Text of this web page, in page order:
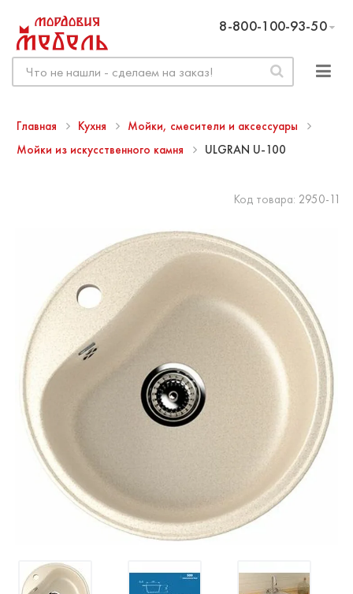
8-800-100-93-50
Главная Кухня
Мойки, смесители и аксессуары
Мойки из искусственного камня
ULGRAN U-100
Код товара: 2950-11